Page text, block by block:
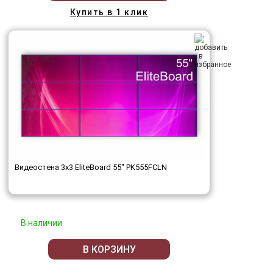
Купить в 1 клик
Видеостена 3x3 EliteBoard 55" PK555FCLN
В наличии
В КОРЗИНУ